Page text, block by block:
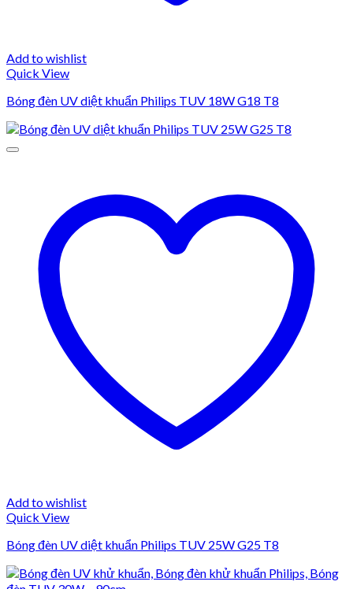
Add to wishlist
Quick View
Bóng đèn UV diệt khuẩn Philips TUV 18W G18 T8
Add to wishlist
Quick View
Bóng đèn UV diệt khuẩn Philips TUV 25W G25 T8